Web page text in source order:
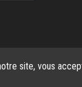
site, vous